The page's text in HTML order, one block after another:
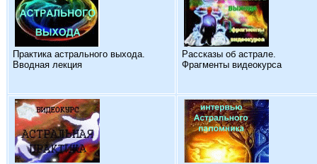
Практика астрального выхода.
Вводная лекция
Рассказы об астрале.
Фрагменты видеокурса